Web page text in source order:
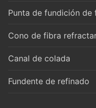
Punta de fundición de
Cono de fibra
Canal de colada
Fundente de refinado